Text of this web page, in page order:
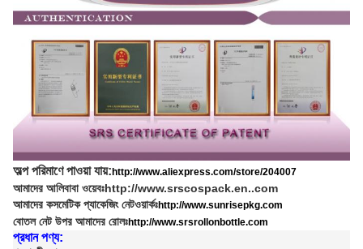
অল্প পরিমাণে পাওয়া যায়: http://www.aliexpress.com/store/204007
আমাদের আলিবাবা ওয়েবঃhttp://www.srscospack.en..com
আমাদের কসমেটিক প্যাকেজিং নেটওয়ার্কঃhttp://www.sunrisepkg.com
বোতল নেট উপর আমাদের রোলঃhttp://www.srsrollonbottle.com
প্রধান পণ্য: